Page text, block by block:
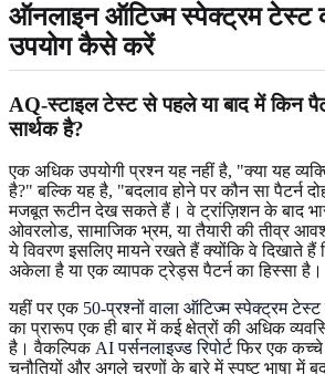
ऑनलाइन ऑटिज्म स्पेक्ट्रम टेस्ट
उपयोग कैसे करें
AQ-स्टाइल टेस्ट से पहले या बाद में किन
सार्थक है?
एक अधिक उपयोगी प्रश्न यह नहीं है, "क्या यह
है?" बल्कि यह है, "बदलाव होने पर कौन सा पैटर्न
मजबूत रूटीन देख सकते हैं। वे ट्रांज़िशन के बाद
ओवरलोड, सामाजिक भ्रम, या तैयारी की तीव्र
ये विवरण इसलिए मायने रखते हैं क्योंकि वे दिखाते हैं
अकेला है या एक व्यापक ट्रेड्स पैटर्न का हिस्सा है।
यहीं पर एक 50-प्रश्नों वाला ऑटिज्म स्पेक्ट्रम टेस्ट
का प्रारूप एक ही बार में कई क्षेत्रों की अधिक
है। वैकल्पिक AI पर्सनलाइज्ड रिपोर्टफिर एक कच्चे
चुनौतियों और अगले चरणों के बारे में स्पष्ट भाषा में